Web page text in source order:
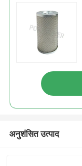
अनुशंसित उत्पाद